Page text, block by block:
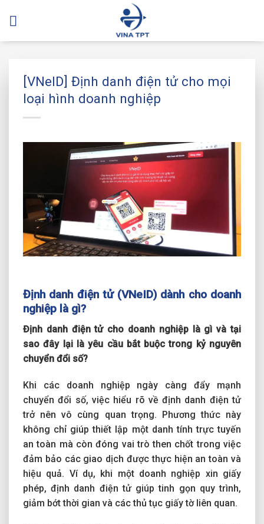
[VNeID] Định danh điện tử cho mọi
loại hình doanh nghiệp
Định danh điện tử (VNeID) dành cho doanh
nghiệp là gì?
Định danh điện tử cho doanh nghiệp là gì và tại
sao đây lại là yêu cầu bắt buộc trong kỷ nguyên
chuyển đổi số?
Khi các doanh nghiệp ngày càng đẩy mạnh
chuyển đổi số, việc hiểu rõ về định danh điện tử
trở nên vô cùng quan trọng. Phương thức này
không chỉ giúp thiết lập một danh tính trực tuyến
an toàn mà còn đóng vai trò then chốt trong việc
đảm bảo các giao dịch được thực hiện an toàn và
hiệu quả. Ví dụ, khi một doanh nghiệp xin giấy
phép, định danh điện tử giúp tinh gọn quy trình,
giảm bớt thời gian và các thủ tục giấy tờ liên quan.